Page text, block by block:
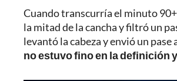
Cuando transcurría el minuto
la mitad de la cancha y filtró un
levantó la cabeza y envió un pase
no estuvo fino en la definición